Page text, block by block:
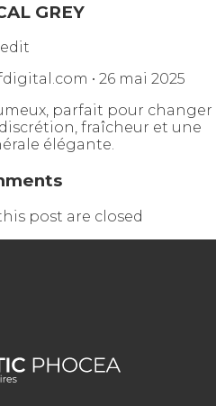
GREY
edit
• 26 mai 2025
parfait pour changer
discrétion, fraîcheur et une
élégante.
post are closed